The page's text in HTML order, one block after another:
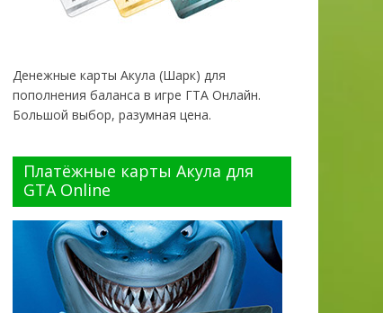
Денежные карты Акула (Шарк) для
пополнения баланса в игре ГТА Онлайн.
Большой выбор, разумная цена.
Платёжные карты Акула для
GTA Online